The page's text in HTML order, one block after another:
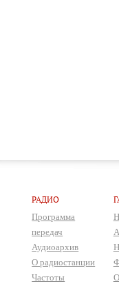
РАДИО
Программа
передач
Аудиоархив
О радиостанции
Частоты